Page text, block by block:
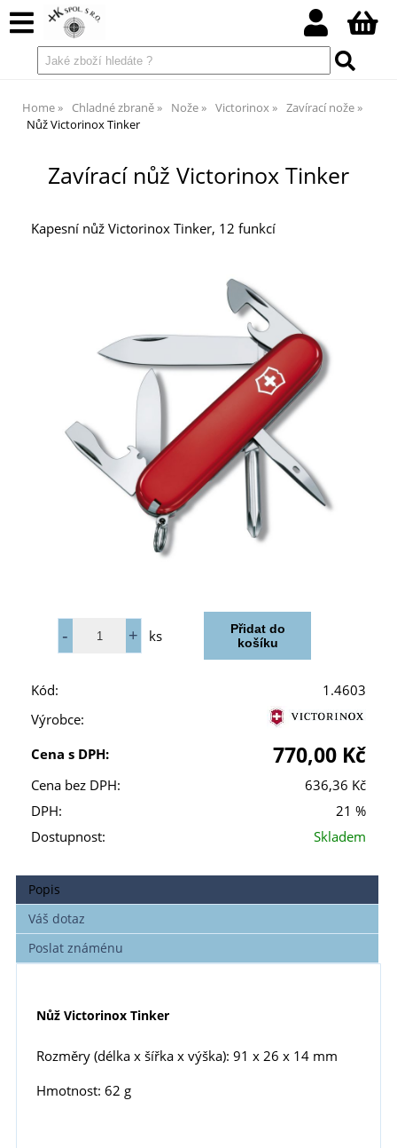
Home Chladné zbraně Nože Victorinox
Zavírací nože
Nůž Victorinox Tinker
Zavírací nůž Victorinox Tinker
Kapesní nůž Victorinox Tinker, 12 funkcí
ks
Kód:
1.4603
Výrobce:
Cena s DPH:
770,00 Kč
Cena bez DPH:
636,36 Kč
DPH:
21 %
Dostupnost:
Skladem
Popis
Váš dotaz
Poslat známénu
Nůž Victorinox Tinker
Rozměry (délka x šířka x výška): 91 x 26 x 14 mm
Hmotnost: 62 g